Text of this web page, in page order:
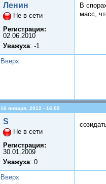
Ленин
Не в сети
Регистрация:
02.06.2010
Уважуха: -1
В
масс,
Вверх
16 января, 2012 - 16:09
S
Не в сети
Регистрация:
30.01.2009
Уважуха: 0
Вверх